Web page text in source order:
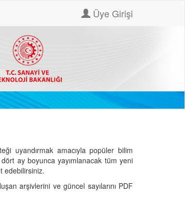
Üye Girişi
uyandırmak amacıyla popüler bilim
ay boyunca yayımlanacak tüm yeni
edebilirsiniz.
arşivlerini ve güncel sayılarını PDF